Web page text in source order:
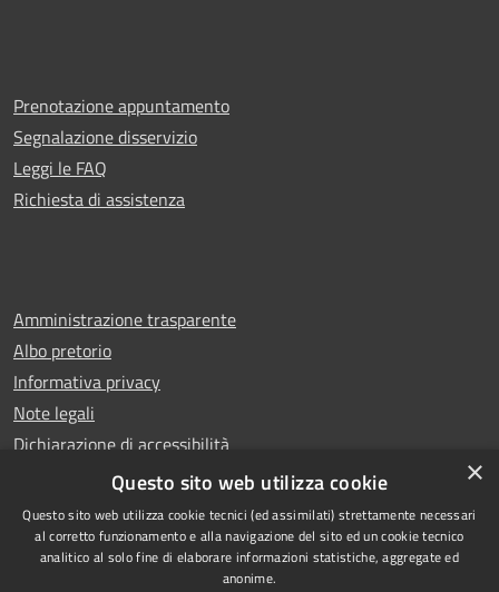
Prenotazione appuntamento
Segnalazione disservizio
Leggi le FAQ
Richiesta di assistenza
Amministrazione trasparente
Albo pretorio
Informativa privacy
Note legali
Dichiarazione di accessibilità
Whistleblowing
×
Questo sito web utilizza cookie
Questo sito web utilizza cookie tecnici (ed assimilati) strettamente necessari
al corretto funzionamento e alla navigazione del sito ed un cookie tecnico
analitico al solo fine di elaborare informazioni statistiche, aggregate ed
anonime.